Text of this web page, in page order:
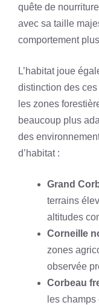
quête de
avec sa taille
comportement
L’habitat joue
distinction des
les zones
beaucoup plus
des
d’habitat :
Grand
terrains
altitudes
Corneille
zones
observée
Corbeau
les